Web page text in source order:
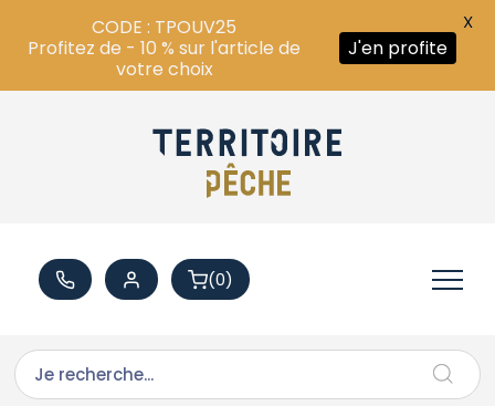
(0)
CODE : TPOUV25
Profitez de - 10 % sur l'article de
votre choix
J'en profite
X